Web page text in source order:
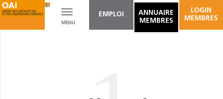
Toggle
navigation
MENU
EMPLOI
ANNUAIRE
MEMBRES
LOGIN
MEMBRES
CADASTRE VERTICAL